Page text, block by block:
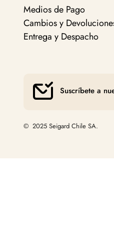
Medios de Pago
Cambios y
Entrega y Despacho
Suscríbete a
© 2025 Seigard Chile SA.